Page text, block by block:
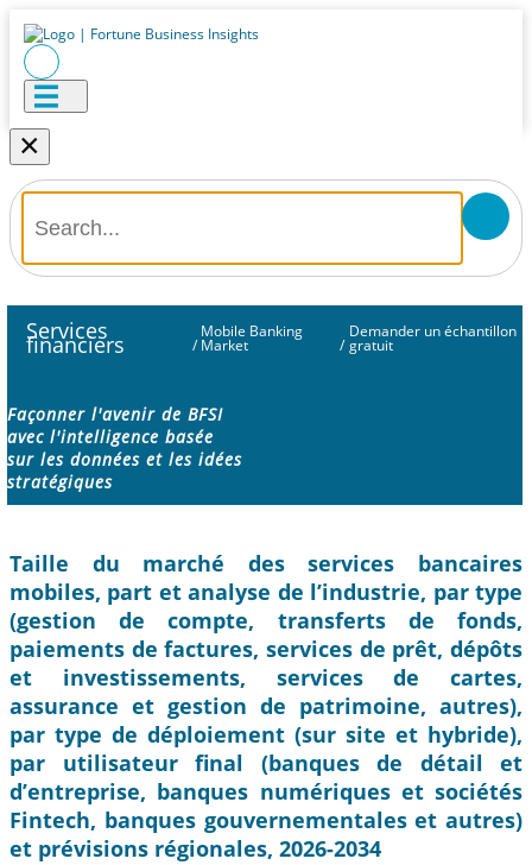
×
Services
financiers /
Mobile Banking
Market /
Demander un échantillon
gratuit
Façonner l'avenir de BFSI
avec l'intelligence basée
sur les données et les idées
stratégiques
Taille du marché des services bancaires
mobiles, part et analyse de l’industrie, par type
(gestion de compte, transferts de fonds,
paiements de factures, services de prêt, dépôts
et investissements, services de cartes,
assurance et gestion de patrimoine, autres),
par type de déploiement (sur site et hybride),
par utilisateur final (banques de détail et
d’entreprise, banques numériques et sociétés
Fintech, banques gouvernementales et autres)
et prévisions régionales, 2026-2034